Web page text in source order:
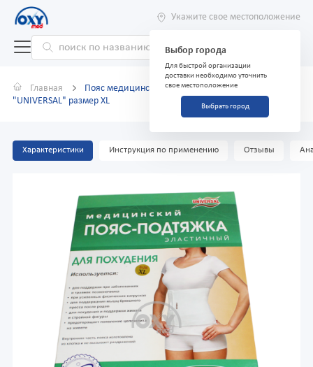
Укажите свое местоположение
Выбор города
Для быстрой организации
доставки необходимо уточнить
свое местоположение
Выбрать город
Главная
Пояс медицинский подтяжка для похудения
"UNIVERSAL" размер XL
Характеристики Инструкция по применению Отзывы